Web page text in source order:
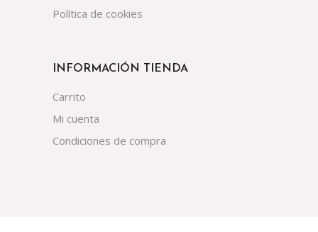
Política de cookies
INFORMACIÓN TIENDA
Carrito
Mi cuenta
Condiciones de compra